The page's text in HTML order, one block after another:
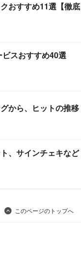
おすすめ11選【徹底
スおすすめ40選
から、ヒットの推移
、サインチェキなど
このページのトップへ